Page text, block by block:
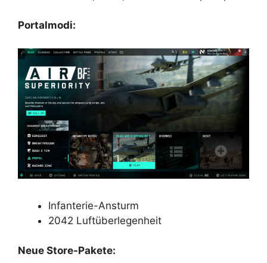
Portalmodi:
Infanterie-Ansturm
2042 Luftüberlegenheit
Neue Store-Pakete: